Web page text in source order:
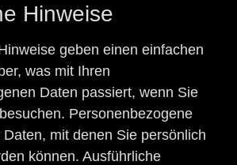
Hinweise
geben einen einfachen
was mit Ihren
Daten passiert, wenn Sie
Personenbezogene
mit denen Sie persönlich
können. Ausführliche